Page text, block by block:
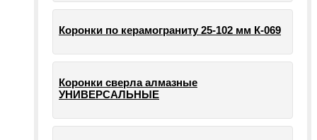
Коронки по керамограниту 25-102 мм К-069
Коронки сверла алмазные
УНИВЕРСАЛЬНЫЕ